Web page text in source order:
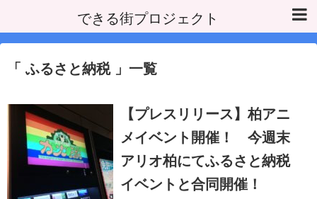
できる街プロジェクト
ふるさと納税 一覧
【プレスリリース】柏アニ
メイベント開催！ 今週末
アリオ柏にてふるさと納税
イベントと合同開催！